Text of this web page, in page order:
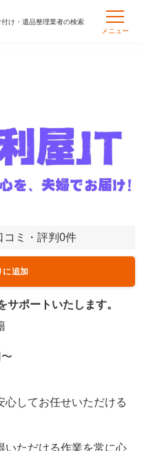
け・遺品整理業者の検索
メニュー
コミ・評判0件
に追加
サポートいたします。
心してお任せいただける
いただける作業を常に心